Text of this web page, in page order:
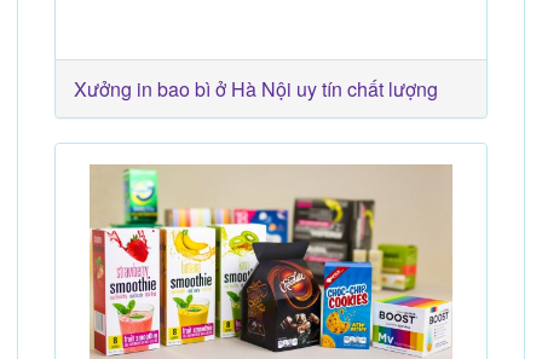
Xưởng in bao bì ở Hà Nội uy tín chất lượng